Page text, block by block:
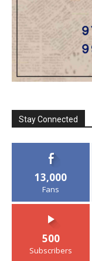
Stay Connected
13,000
Fans
500
Subscribers